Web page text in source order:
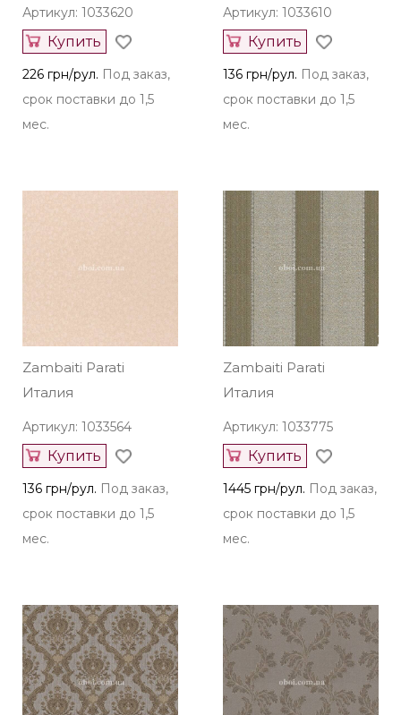
Артикул: 1033620
Купить
226 грн/рул. Под заказ,
срок поставки до 1,5
мес.
Артикул: 1033610
Купить
136 грн/рул. Под заказ,
срок поставки до 1,5
мес.
Zambaiti Parati
Италия
Артикул: 1033564
Купить
136 грн/рул. Под заказ,
срок поставки до 1,5
мес.
Zambaiti Parati
Италия
Артикул: 1033775
Купить
1445 грн/рул. Под заказ,
срок поставки до 1,5
мес.